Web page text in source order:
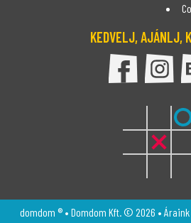
KEDVELJ, AJÁNLJ,
domdom ® • Domdom Kft. © 2026 • Áraink